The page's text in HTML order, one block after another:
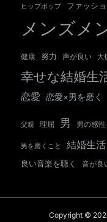
ヒップポップ ファッシ
メンズメ
健康 努力 声が良い 大
幸せな結婚生
恋愛 恋愛×男を磨く
父親 理屈 男 男の感性
男を磨くこと 結婚生活
良い音楽を聴く 音が良
Copyright ©